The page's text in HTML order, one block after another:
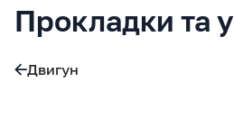
Прокладки та
Двигун